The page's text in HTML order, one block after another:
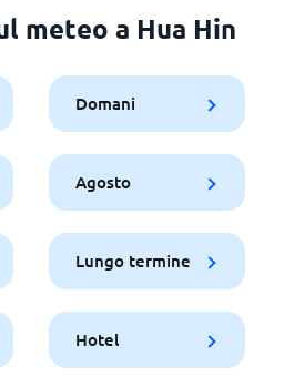
meteo a Hua Hin
Domani
Agosto
Lungo termine
Hotel